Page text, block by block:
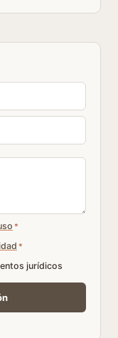
*
*
jurídicos